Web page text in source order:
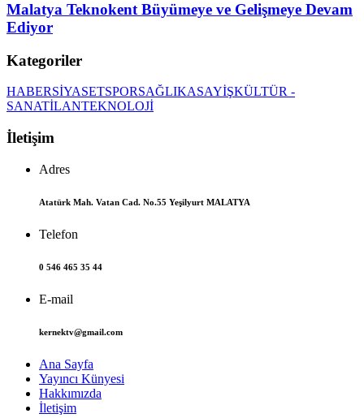
Malatya Teknokent Büyümeye ve Gelişmeye Devam
Ediyor
Kategoriler
HABERSİYASETSPORSAĞLIKASAYİŞKÜLTÜR -
SANATİLANTEKNOLOJİ
İletişim
Adres
Atatürk Mah. Vatan Cad. No.55 Yeşilyurt MALATYA
Telefon
0 546 465 35 44
E-mail
kernektv@gmail.com
Ana Sayfa
Yayıncı Künyesi
Hakkımızda
İletişim